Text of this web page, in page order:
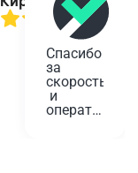
Спасибо
за
скорость
и